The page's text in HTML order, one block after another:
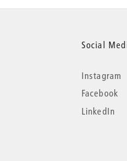
Social
Instagram
Facebook
LinkedIn